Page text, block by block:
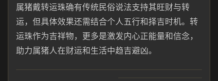
属猪戴转运珠确有传统民俗说法支持其旺财与转
运，但具体效果还需结合个人五行和择吉时机。转
运珠作为吉祥物，更多是激发内心正能量和信念，
助力属猪人在财运和生活中趋吉避凶。